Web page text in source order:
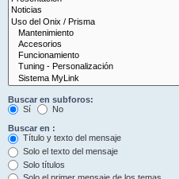
Buscar en subforos:
Sí
No
Buscar en :
Título y texto del mensaje
Solo el texto del mensaje
Solo títulos